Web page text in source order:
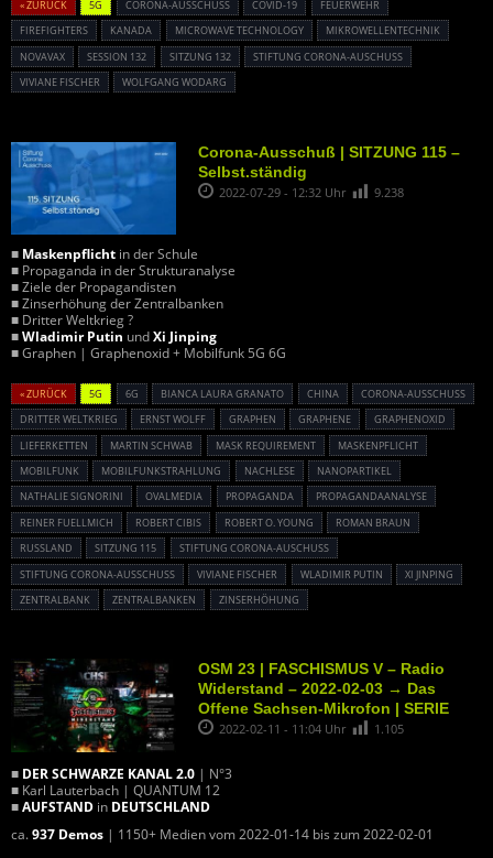
« ZURÜCK 5G CORONA-AUSSCHUSS COVID-19
FEUERWEHR
FIREFIGHTERS
KANADA MICROWAVE TECHNOLOGY
MIKROWELLENTECHNIK
NOVAVAX
SESSION 132 SITZUNG 132
STIFTUNG CORONA-AUSCHUSS
VIVIANE FISCHER
WOLFGANG WODARG
Corona-Ausschuß | SITZUNG 115 –
Selbst.ständig
2022-07-29 - 12:32 Uhr 9.238
■ Maskenpflicht in der Schule
■ Propaganda in der Strukturanalyse
■ Ziele der Propagandisten
■ Zinserhöhung der Zentralbanken
■ Dritter Weltkrieg ?
■Wladimir Putin undXi Jinping
■ Graphen | Graphenoxid + Mobilfunk 5G 6G
« ZURÜCK 5G 6G BIANCA LAURA GRANATO CHINA
CORONA-AUSSCHUSS
DRITTER WELTKRIEG
ERNST WOLFF GRAPHEN GRAPHENE
GRAPHENOXID
LIEFERKETTEN
MARTIN SCHWAB MASK REQUIREMENT
MASKENPFLICHT
MOBILFUNK
MOBILFUNKSTRAHLUNG NACHLESE
NANOPARTIKEL
NATHALIE SIGNORINI
OVALMEDIA PROPAGANDA
PROPAGANDAANALYSE
REINER FUELLMICH
ROBERT CIBIS ROBERT O. YOUNG
ROMAN BRAUN
RUSSLAND
SITZUNG 115
STIFTUNG CORONA-AUSCHUSS
STIFTUNG CORONA-AUSSCHUSS
VIVIANE FISCHER WLADIMIR PUTIN
XI JINPING
ZENTRALBANK
ZENTRALBANKEN ZINSERHÖHUNG
OSM 23 | FASCHISMUS V – Radio
Widerstand – 2022-02-03 → Das
Offene Sachsen-Mikrofon | SERIE
2022-02-11 - 11:04 Uhr 1.105
■ DER SCHWARZE KANAL 2.0 | N°3
■ Karl Lauterbach | QUANTUM 12
■AUFSTAND in DEUTSCHLAND
ca.937 Demos | 1150+ Medien vom 2022-01-14 bis zum 2022-02-01